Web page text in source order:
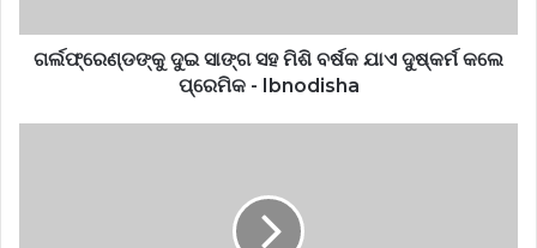
ଗର୍ଲଫ୍ରେଣ୍ଡଙ୍କୁ ଦୁଇ ସାଙ୍ଗ ସହ ମିଶି ବର୍ଷକ ଯାଏ ଦୁଷ୍କର୍ମ କଲେ
ପ୍ରେମିକ - Ibnodisha